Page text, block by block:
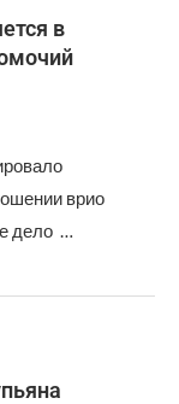
в
врио
дело …